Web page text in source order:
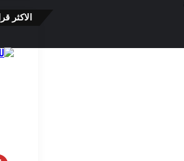
الاكثر